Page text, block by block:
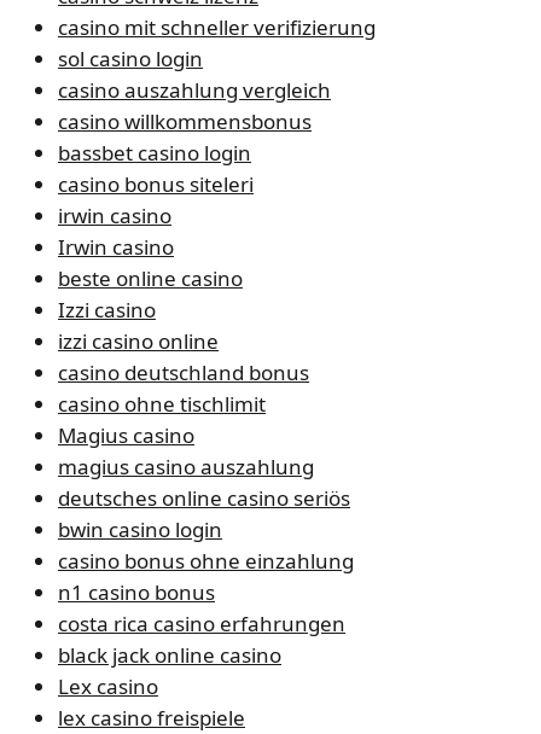
casino mit schneller verifizierung
sol casino login
casino auszahlung vergleich
casino willkommensbonus
bassbet casino login
casino bonus siteleri
irwin casino
Irwin casino
beste online casino
Izzi casino
izzi casino online
casino deutschland bonus
casino ohne tischlimit
Magius casino
magius casino auszahlung
deutsches online casino seriös
bwin casino login
casino bonus ohne einzahlung
n1 casino bonus
costa rica casino erfahrungen
black jack online casino
Lex casino
lex casino freispiele